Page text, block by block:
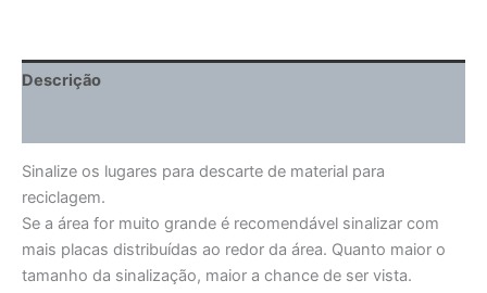
Descrição
Sinalize os lugares para descarte de material para
reciclagem.
Se a área for muito grande é recomendável sinalizar com
mais placas distribuídas ao redor da área. Quanto maior o
tamanho da sinalização, maior a chance de ser vista.